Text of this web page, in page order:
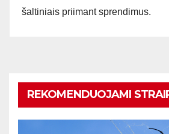
šaltiniais priimant sprendimus.
REKOMENDUOJAMI